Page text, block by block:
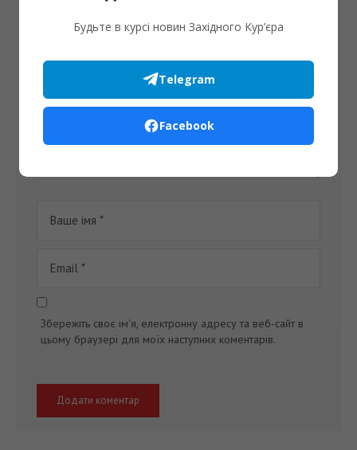
Збережіть своє ім'я, електронну адресу та веб-сайт в
цьому браузері для моїх наступних коментарів.
Будьте в курсі новин Західного Кур’єра
Telegram
Facebook